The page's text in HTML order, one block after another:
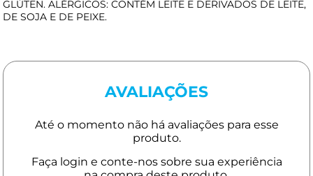
GLÚTEN. ALÉRGICOS: CONTÉM LEITE E DERIVADOS DE LEITE,
DE SOJA E DE PEIXE.
AVALIAÇÕES